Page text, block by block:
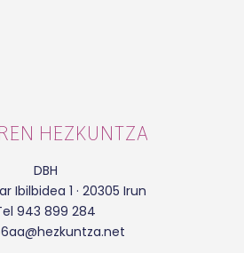
HEZKUNTZA
DBH
Ibilbidea 1 · 20305 Irun
943 899 284